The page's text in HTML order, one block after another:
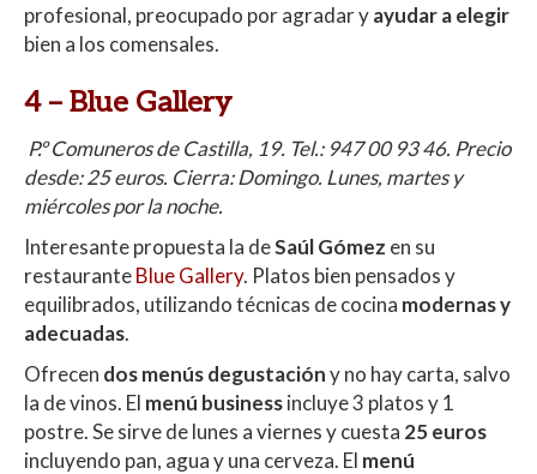
profesional, preocupado por agradar yayudar a elegir
bien a los comensales.
4 – Blue Gallery
P.º Comuneros de Castilla, 19. Tel.: 947 00 93 46. Precio
desde: 25 euros. Cierra: Domingo. Lunes, martes y
miércoles por la noche.
Interesante propuesta la deSaúl Gómez en su
restauranteBlue Gallery. Platos bien pensados y
equilibrados, utilizando técnicas de cocina modernas y
adecuadas.
Ofrecen dos menús degustacióny no hay carta, salvo
la de vinos. El menú businessincluye 3 platos y 1
postre. Se sirve de lunes a viernes y cuesta 25 euros
incluyendo pan, agua y una cerveza. El menú